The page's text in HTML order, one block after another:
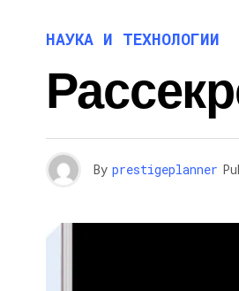
НАУКА И ТЕХНОЛОГИИ
By prestigeplanner